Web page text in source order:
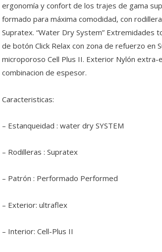
ergonomía y confort de los trajes de gama
formado para máxima comodidad, con
Supratex. “Water Dry System” Extremidades
de botón Click Relax con zona de refuerzo en
microporoso Cell Plus II. Exterior Nylón extra-
combinacion de espesor.
Caracteristicas:
– Estanqueidad : water dry SYSTEM
– Rodilleras : Supratex
– Patrón : Performado Performed
– Exterior: ultraflex
– Interior: Cell-Plus II